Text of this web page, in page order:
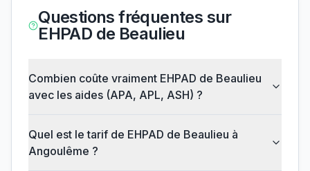
Questions fréquentes sur
EHPAD de Beaulieu
Combien coûte vraiment EHPAD de Beaulieu
avec les aides (APA, APL, ASH) ?
Quel est le tarif de EHPAD de Beaulieu à
Angoulême ?